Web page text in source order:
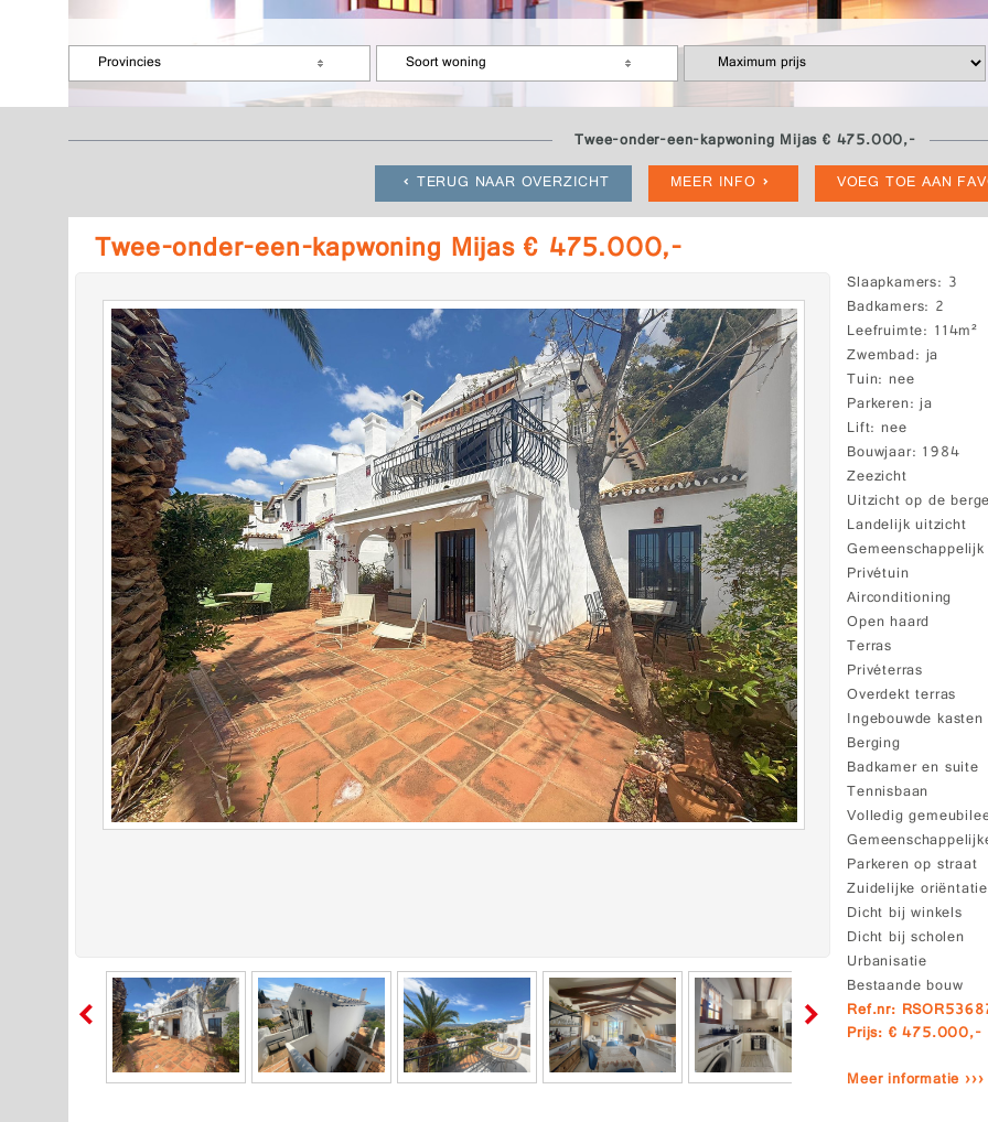
Provincies Soort woning
Twee-onder-een-kapwoning Mijas € 475.000,-
TERUG NAAR OVERZICHT
MEER INFO VOEG TOE AAN
Twee-onder-een-kapwoning Mijas € 475.000,-
Slaapkamers 3
Badkamers 2
Leefruimte 114m²
Zwembad ja
Tuin nee
Parkeren ja
Lift nee
Bouwjaar 1984
Zeezicht
Uitzicht op de
Landelijk uitzicht
Privétuin
Airconditioning
Open haard
Terras
Privéterras
Overdekt terras
Ingebouwde kasten
Berging
Badkamer en suite
Tennisbaan
Volledig
Parkeren op straat
Zuidelijke oriëntatie
Dicht bij winkels
Dicht bij scholen
Urbanisatie
Bestaande bouw
Ref.nr:
Prijs: € 475.000,-
Meer informatie ›››